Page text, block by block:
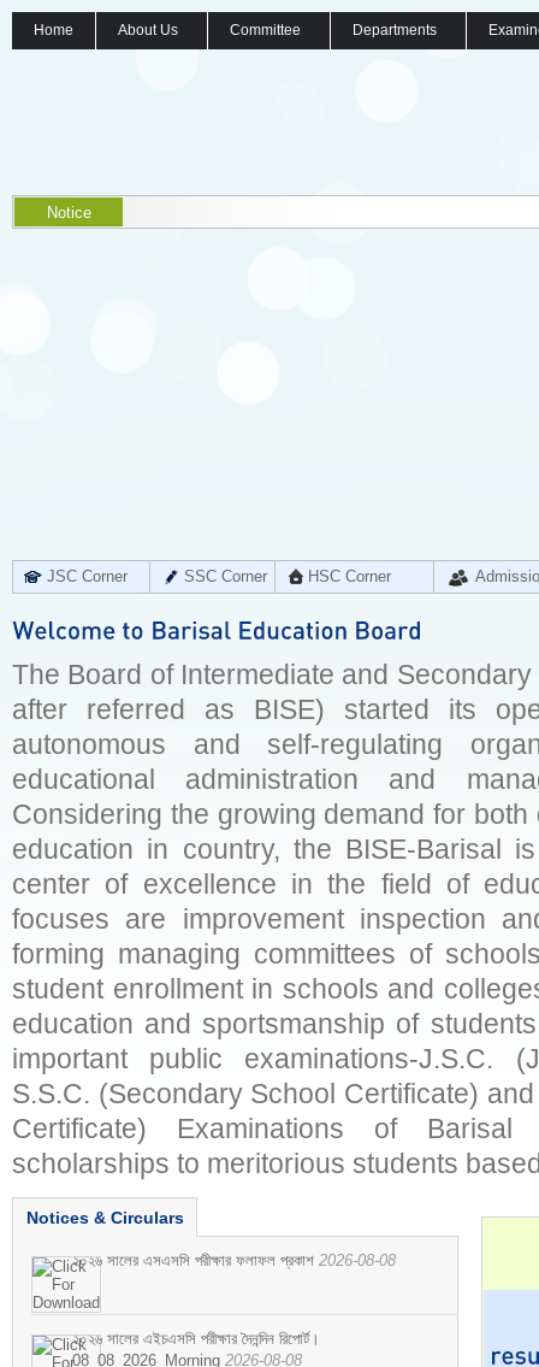
Home About Us Committee Departments
Notice
JSC Corner SSC Corner HSC Corner
The Board of Intermediate and
after referred as BISE) started its
autonomous and self-regulating
educational administration and
Considering the growing demand for
education in country, the BISE-Barisal
center of excellence in the field of
focuses are improvement inspection
forming managing committees of
student enrollment in schools and
education and sportsmanship of
important public examinations-J.S.C.
S.S.C. (Secondary School Certificate)
Certificate) Examinations of
scholarships to meritorious students
Notices & Circulars
২০২৬ সালের এসএসসি পরীক্ষার ফলাফল প্রকাশ 2026-08-08
২০২৬ সালের এইচএসসি পরীক্ষার দৈনন্দিন রিপোর্ট।
08_08_2026_Morning 2026-08-08